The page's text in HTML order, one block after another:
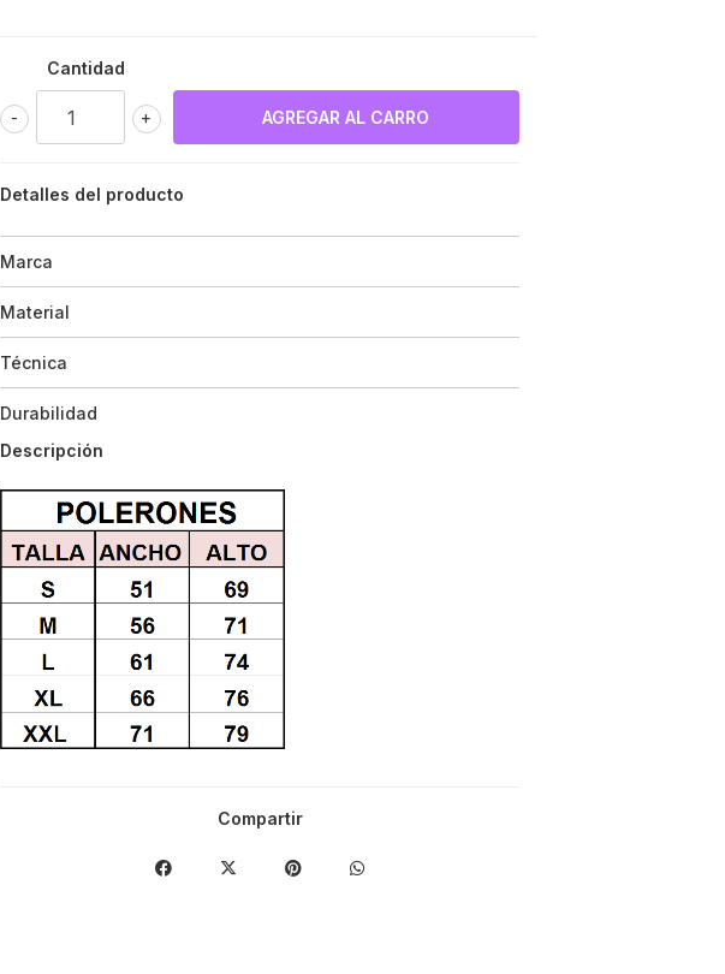
Cantidad
+
-
Detalles del producto
Marca
Material
Técnica
Durabilidad
Descripción
Compartir